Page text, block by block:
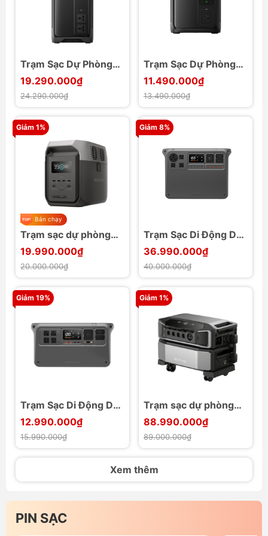
Trạm Sạc Dự Phòng
1920Wh EcoFlow
Delta 3 Air 2000
19.290.000₫
24.290.000₫
Trạm Sạc Dự Phòng
960Wh EcoFlow
Delta 3 Air 1000
11.490.000₫
13.490.000₫
Giảm 1%
Bán chạy
Trạm sạc dự phòng
1800W EcoFlow
DELTA 3 1500
19.990.000₫
20.000.000₫
Giảm 8%
Trạm Sạc Di Động DJI
Power 2000
36.990.000₫
40.000.000₫
Giảm 19%
Trạm Sạc Di Động DJI
Power 1000 V2
12.990.000₫
15.990.000₫
Giảm 1%
Trạm sạc dự phòng
7200W EcoFlow
DELTA Pro Ultra
6000Wh
88.990.000₫
89.000.000₫
Xem thêm
PIN SẠC